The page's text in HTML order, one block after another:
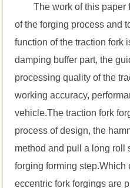
The work of this paper
of the forging process and
function of the traction fork
damping buffer part, the
processing quality of the
working accuracy,
vehicle.The traction fork
process of design, the
method and pull a long roll
forging forming step.Which
eccentric fork forgings are